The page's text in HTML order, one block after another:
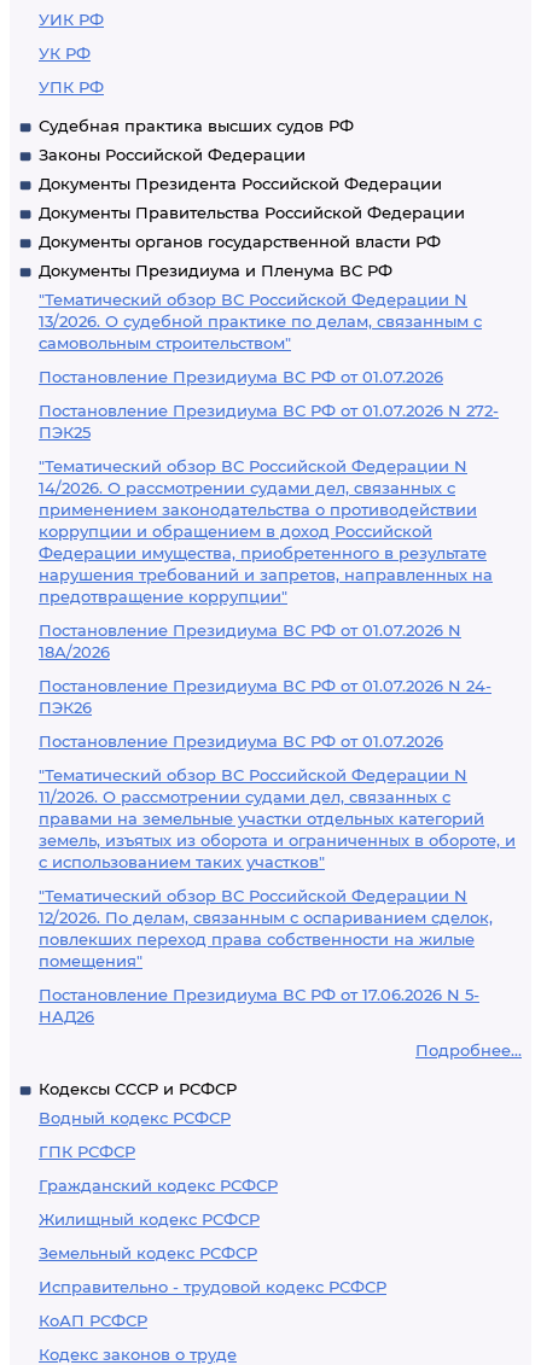
УИК РФ
УК РФ
УПК РФ
Судебная практика высших судов РФ
Законы Российской Федерации
Документы Президента Российской Федерации
Документы Правительства Российской Федерации
Документы органов государственной власти РФ
Документы Президиума и Пленума ВС РФ
"Тематический обзор ВС Российской Федерации N
13/2026. О судебной практике по делам, связанным с
самовольным строительством"
Постановление Президиума ВС РФ от 01.07.2026
Постановление Президиума ВС РФ от 01.07.2026 N 272-
ПЭК25
"Тематический обзор ВС Российской Федерации N
14/2026. О рассмотрении судами дел, связанных с
применением законодательства о противодействии
коррупции и обращением в доход Российской
Федерации имущества, приобретенного в результате
нарушения требований и запретов, направленных на
предотвращение коррупции"
Постановление Президиума ВС РФ от 01.07.2026 N
18А/2026
Постановление Президиума ВС РФ от 01.07.2026 N 24-
ПЭК26
Постановление Президиума ВС РФ от 01.07.2026
"Тематический обзор ВС Российской Федерации N
11/2026. О рассмотрении судами дел, связанных с
правами на земельные участки отдельных категорий
земель, изъятых из оборота и ограниченных в обороте, и
с использованием таких участков"
"Тематический обзор ВС Российской Федерации N
12/2026. По делам, связанным с оспариванием сделок,
повлекших переход права собственности на жилые
помещения"
Постановление Президиума ВС РФ от 17.06.2026 N 5-
НАД26
Подробнее...
Кодексы СССР и РСФСР
Водный кодекс РСФСР
ГПК РСФСР
Гражданский кодекс РСФСР
Жилищный кодекс РСФСР
Земельный кодекс РСФСР
Исправительно - трудовой кодекс РСФСР
КоАП РСФСР
Кодекс законов о труде